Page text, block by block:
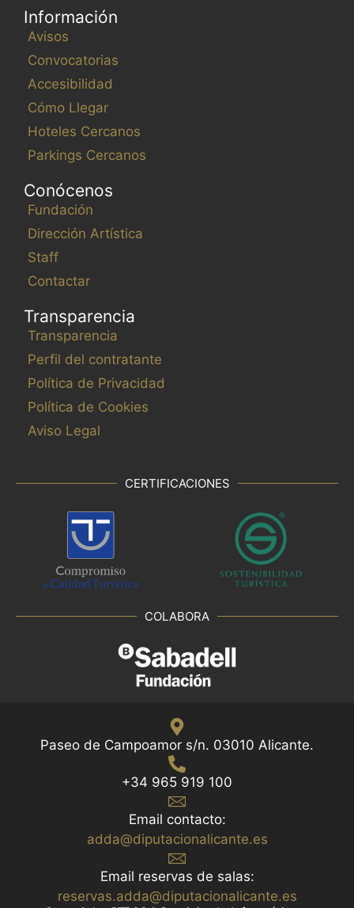
Información
Avisos
Convocatorias
Accesibilidad
Cómo Llegar
Hoteles Cercanos
Parkings Cercanos
Conócenos
Fundación
Dirección Artística
Staff
Contactar
Transparencia
Transparencia
Perfil del contratante
Política de Privacidad
Política de Cookies
Aviso Legal
CERTIFICACIONES
COLABORA
Paseo de Campoamor s/n. 03010 Alicante.
+34 965 919 100
Email contacto:
adda@diputacionalicante.es
Email reservas de salas:
reservas.adda@diputacionalicante.es